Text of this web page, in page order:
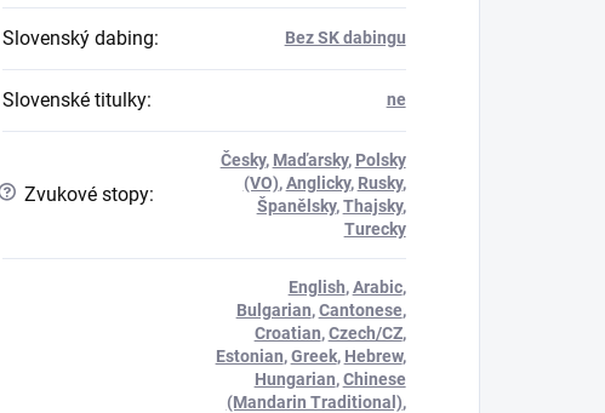
Slovenský dabing: Bez SK dabingu
Slovenské titulky: ne
? Zvukové stopy:
Česky, Maďarsky, Polsky
(VO),Anglicky, Rusky,
Španělsky,Thajsky,
Turecky
English,Arabic,
Bulgarian,Cantonese,
Croatian,Czech/CZ,
Estonian,Greek, Hebrew,
Hungarian,Chinese
(Mandarin Traditional),